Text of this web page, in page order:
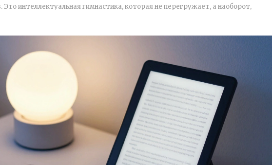
Это интеллектуальная гимнастика, которая не перегружает, а наоборот,